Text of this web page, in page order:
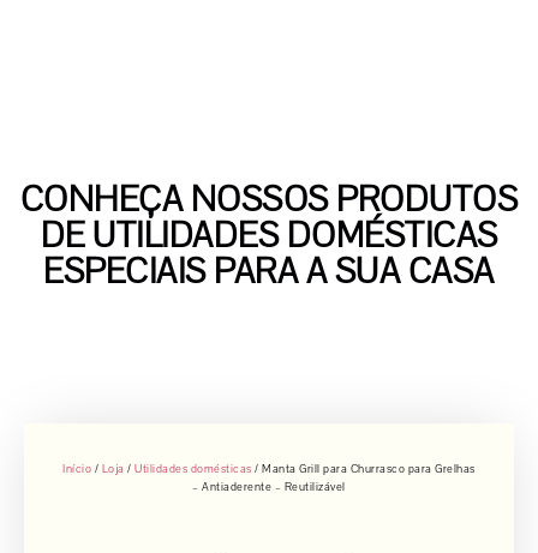
CONHEÇA NOSSOS PRODUTOS
DE UTILIDADES DOMÉSTICAS
ESPECIAIS PARA A SUA CASA
Início / Loja /Utilidades domésticas / Manta Grill para Churrasco para Grelhas
– Antiaderente – Reutilizável